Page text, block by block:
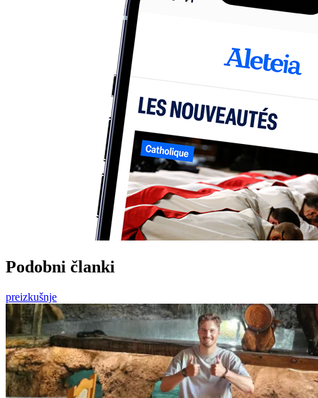
Podobni članki
preizkušnje